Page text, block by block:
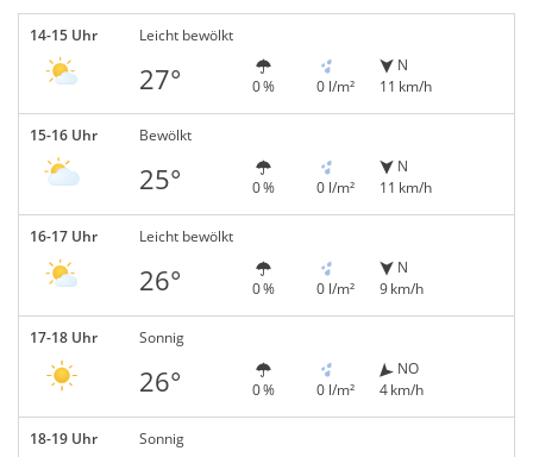
14-15 Uhr Leicht bewölkt
27° 0 % 0 l/m²
N
11 km/h
15-16 Uhr Bewölkt
25° 0 % 0 l/m²
N
11 km/h
16-17 Uhr Leicht bewölkt
26° 0 % 0 l/m²
N
9 km/h
17-18 Uhr Sonnig
26° 0 % 0 l/m²
NO
4 km/h
18-19 Uhr Sonnig